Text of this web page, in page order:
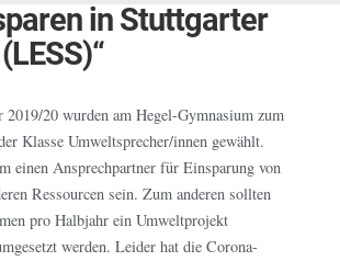
in Stuttgarter
20 wurden am Hegel-Gymnasium zum
Klasse Umweltsprecher/innen gewählt.
einen Ansprechpartner für Einsparung von
Ressourcen sein. Zum anderen sollten
pro Halbjahr ein Umweltprojekt
werden. Leider hat die Corona-